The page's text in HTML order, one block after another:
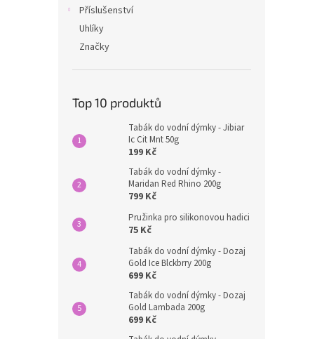
Příslušenství
Uhlíky
Značky
Top 10 produktů
Tabák do vodní dýmky - Jibiar
Ic Cit Mnt 50g
199 Kč
Tabák do vodní dýmky -
Maridan Red Rhino 200g
799 Kč
Pružinka pro silikonovou hadici
75 Kč
Tabák do vodní dýmky - Dozaj
Gold Ice Blckbrry 200g
699 Kč
Tabák do vodní dýmky - Dozaj
Gold Lambada 200g
699 Kč